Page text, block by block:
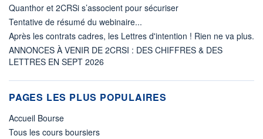
Quanthor et 2CRSi s’associent pour sécuriser
Tentative de résumé du webinaire...
Après les contrats cadres, les Lettres d'intention ! Rien ne va plus.
ANNONCES À VENIR DE 2CRSI : DES CHIFFRES & DES
LETTRES EN SEPT 2026
PAGES LES PLUS POPULAIRES
Accueil Bourse
Tous les cours boursiers